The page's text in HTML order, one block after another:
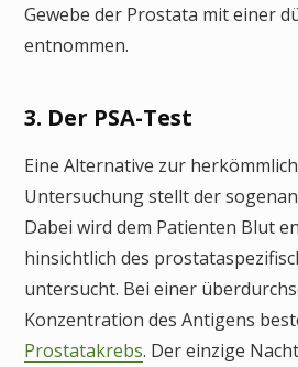
Gewebe der Prostata mit einer
entnommen.
3. Der PSA-Test
Eine Alternative zur
Untersuchung stellt der
Dabei wird dem Patienten Blut
hinsichtlich des
untersucht. Bei einer
Konzentration des Antigens
Prostatakrebs. Der einzige